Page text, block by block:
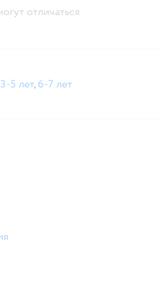
отличаться
3-5 лет, 6-7 лет